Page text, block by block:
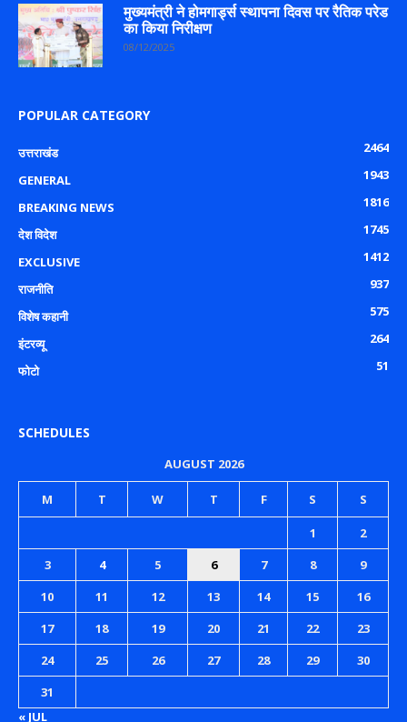
मुख्यमंत्री ने होमगार्ड्स स्थापना दिवस पर रैतिक परेड
का किया निरीक्षण
08/12/2025
POPULAR CATEGORY
उत्तराखंड
2464
GENERAL
1943
BREAKING NEWS
1816
देश विदेश
1745
EXCLUSIVE
1412
राजनीति
937
विशेष कहानी
575
इंटरव्यू
264
फोटो
51
SCHEDULES
AUGUST 2026
M T W T F S S
1
2
3
4 5 6 7 8
9
10
11 12 13 14 15
16
17
18 19 20 21 22
23
24
25 26 27 28 29
30
31
« JUL